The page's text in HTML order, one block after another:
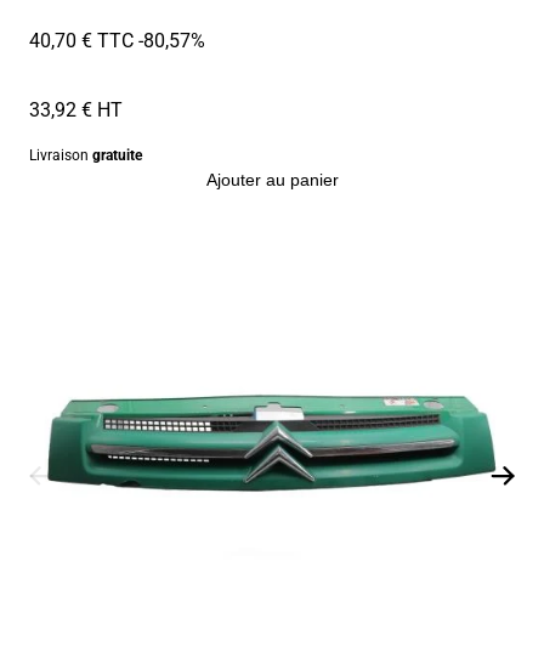
40,70 € TTC-80,57%
33,92 € HT
Livraison gratuite
Ajouter au panier